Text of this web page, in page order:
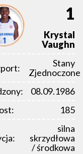
1
Krystal
Vaughn
Stany
Zjednoczone
08.09.1986
185
silna
skrzydłowa
/ środkowa